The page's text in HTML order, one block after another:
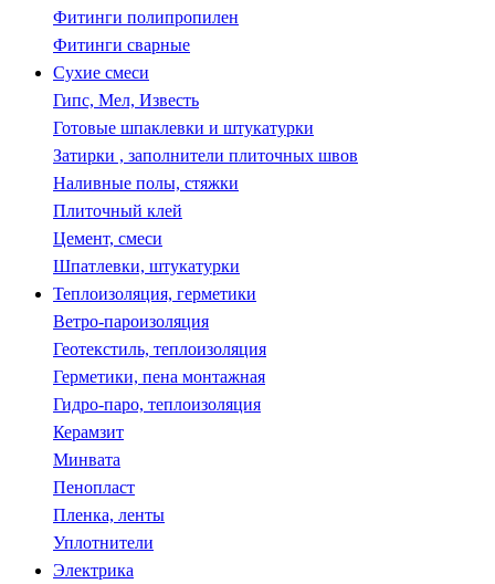
Фитинги полипропилен
Фитинги сварные
Сухие смеси
Гипс, Мел, Известь
Готовые шпаклевки и штукатурки
Затирки , заполнители плиточных швов
Наливные полы, стяжки
Плиточный клей
Цемент, смеси
Шпатлевки, штукатурки
Теплоизоляция, герметики
Ветро-пароизоляция
Геотекстиль, теплоизоляция
Герметики, пена монтажная
Гидро-паро, теплоизоляция
Керамзит
Минвата
Пенопласт
Пленка, ленты
Уплотнители
Электрика